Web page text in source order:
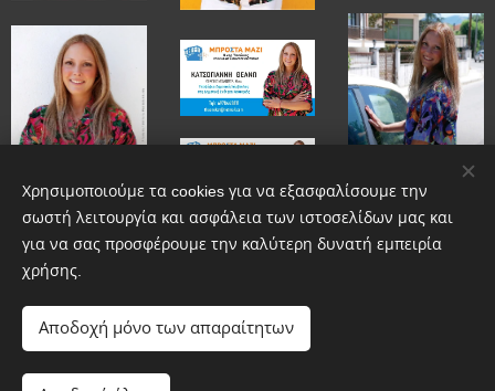
Χρησιμοποιούμε τα cookies για να εξασφαλίσουμε την
σωστή λειτουργία και ασφάλεια των ιστοσελίδων μας και
για να σας προσφέρουμε την καλύτερη δυνατή εμπειρία
χρήσης.
Αποδοχή μόνο των απαραίτητων